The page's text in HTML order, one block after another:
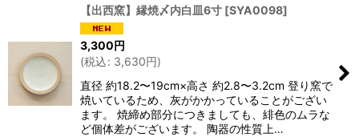
【出西窯】縁焼〆内白皿6寸 [SYA0098]
3,300円
(税込: 3,630円)
直径 約18.2〜19cm×高さ 約2.8〜3.2cm 登り窯で
焼いているため、灰がかかっていることがござい
ます。 焼締め部分につきましても、緋色のムラな
ど個体差がございます。 陶器の性質上…